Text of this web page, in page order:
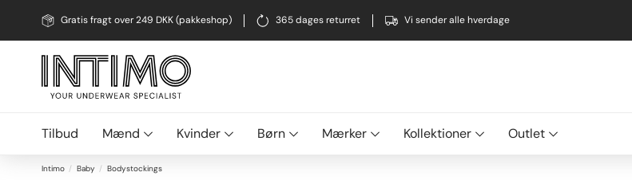
Gratis fragt over 249 DKK (pakkeshop) 365 dages returret Vi sender alle hverdage
Tilbud Mænd Kvinder Børn Mærker Kollektioner Outlet
Intimo Baby Bodystockings